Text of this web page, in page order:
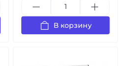
В корзину